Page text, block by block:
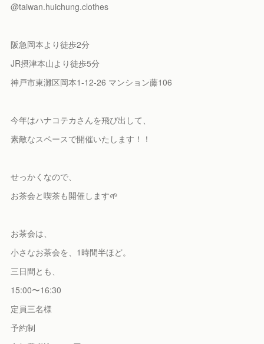
@taiwan.huichung.clothes
阪急岡本より徒歩2分
JR摂津本山より徒歩5分
神戸市東灘区岡本1-12-26 マンション藤106
今年はハナコテカさんを飛び出して、
素敵なスペースで開催いたします！！
せっかくなので、
お茶会と喫茶も開催します🌱
お茶会は、
小さなお茶会を、1時間半ほど。
三日間とも、
15:00〜16:30
定員三名様
予約制